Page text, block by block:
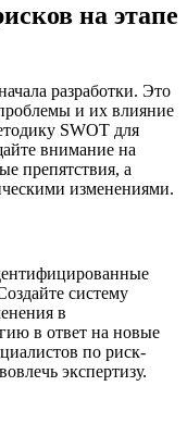
на этапе
разработки. Это
и их влияние
SWOT для
внимание на
препятствия, а
изменениями.
систему
в
в ответ на новые
по риск-
экспертизу.